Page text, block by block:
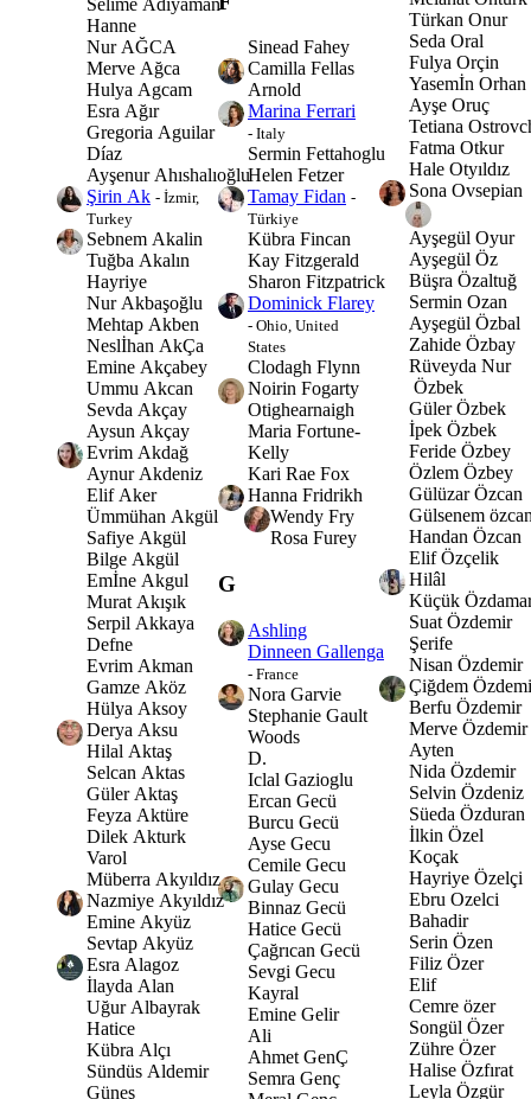
Selime Adıyaman
Hanne
Nur AĞCA
Merve Ağca
Hulya Agcam
Esra Ağır
Gregoria Aguilar
Díaz
Ayşenur Ahıshalıoğlu
Şirin Ak - İzmir,
Turkey
Sebnem Akalin
Tuğba Akalın
Hayriye
Nur Akbaşoğlu
Mehtap Akben
Neslİhan AkÇa
Emine Akçabey
Ummu Akcan
Sevda Akçay
Aysun Akçay
Evrim Akdağ
Aynur Akdeniz
Elif Aker
Ümmühan Akgül
Safiye Akgül
Bilge Akgül
Emİne Akgul
Murat Akışık
Serpil Akkaya
Defne
Evrim Akman
Gamze Aköz
Hülya Aksoy
Derya Aksu
Hilal Aktaş
Selcan Aktas
Güler Aktaş
Feyza Aktüre
Dilek Akturk
Varol
Müberra Akyıldız
Nazmiye Akyıldız
Emine Akyüz
Sevtap Akyüz
Esra Alagoz
İlayda Alan
Uğur Albayrak
Hatice
Kübra Alçı
Sündüs Aldemir
Güneş
Sinead Fahey
Camilla Fellas
Arnold
Marina Ferrari
- Italy
Sermin Fettahoglu
Helen Fetzer
Tamay Fidan -
Türkiye
Kübra Fincan
Kay Fitzgerald
Sharon Fitzpatrick
Dominick Flarey
- Ohio, United
States
Clodagh Flynn
Noirin Fogarty
Otighearnaigh
Maria Fortune-
Kelly
Kari Rae Fox
Hanna Fridrikh
Wendy Fry
Rosa Furey
G
Ashling
Dinneen Gallenga
- France
Nora Garvie
Stephanie Gault
Woods
D.
Iclal Gazioglu
Ercan Gecü
Burcu Gecü
Ayse Gecu
Cemile Gecu
Gulay Gecu
Binnaz Gecü
Hatice Gecü
Çağrıcan Gecü
Sevgi Gecu
Kayral
Emine Gelir
Ali
Ahmet GenÇ
Semra Genç
Türkan Onur
Seda Oral
Fulya Orçin
Yasemİn Orhan
Ayşe Oruç
Tetiana
Fatma Otkur
Hale Otyıldız
Sona Ovsepian
Ayşegül Oyur
Ayşegül Öz
Büşra Özaltuğ
Sermin Ozan
Ayşegül Özbal
Zahide Özbay
Rüveyda Nur
Özbek
Güler Özbek
İpek Özbek
Feride Özbey
Özlem Özbey
Gülüzar Özcan
Gülsenem
Handan Özcan
Elif Özçelik
Hilâl
Küçük
Suat Özdemir
Şerife
Nisan Özdemir
Çiğdem
Berfu Özdemir
Merve Özdemir
Ayten
Nida Özdemir
Selvin Özdeniz
Süeda Özduran
İlkin Özel
Koçak
Hayriye Özelçi
Ebru Ozelci
Bahadir
Serin Özen
Filiz Özer
Elif
Cemre özer
Songül Özer
Zühre Özer
Halise Özfırat
Leyla Özgür